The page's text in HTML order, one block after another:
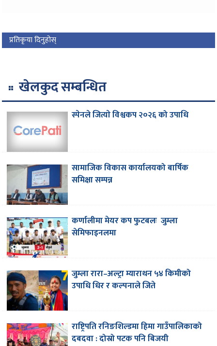
प्रतिकृया दिनुहोस्
खेलकुद सम्बन्धित
स्पेनले जित्याे विश्वकप २०२६ को उपाधि
सामाजिक विकास कार्यालयको बार्षिक
समिक्षा सम्पन्न
कर्णालीमा मेयर कप फुटबलः जुम्ला
सेमिफाइनलमा
जुम्ला रारा–अल्ट्रा म्याराथन ५४ किमीको
उपाधि धिर र कल्पनाले जिते
राष्ट्रिपति रनिङशिल्डमा हिमा गाउँपालिकाको
दबदवा : दोस्रो पटक पनि बिजयी